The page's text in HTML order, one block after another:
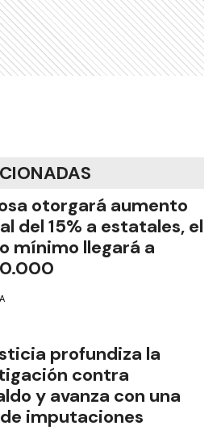
otorgará aumento
del 15% a estatales, el
mínimo llegará a
profundiza la
contra
y avanza con una
imputaciones